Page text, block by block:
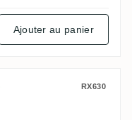
Ajouter au panier
RX630